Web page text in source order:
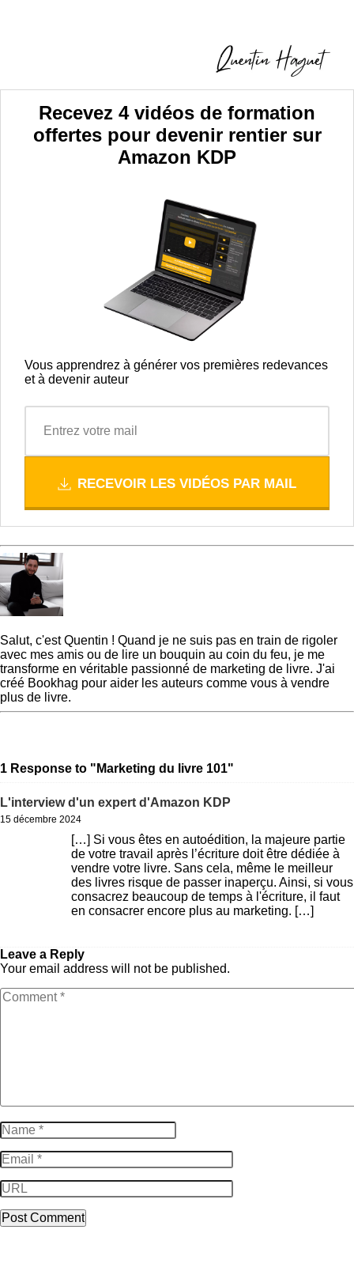
Recevez 4 vidéos de formation
offertes pour devenir rentier sur
Amazon KDP
Vous apprendrez à générer vos premières redevances
et à devenir auteur
RECEVOIR LES VIDÉOS PAR MAIL
Salut, c'est Quentin ! Quand je ne suis pas en train de rigoler
avec mes amis ou de lire un bouquin au coin du feu, je me
transforme en véritable passionné de marketing de livre. J'ai
créé Bookhag pour aider les auteurs comme vous à vendre
plus de livre.
1 Response to "Marketing du livre 101"
L'interview d'un expert d'Amazon KDP
15 décembre 2024
[…] Si vous êtes en autoédition, la majeure partie
de votre travail après l’écriture doit être dédiée à
vendre votre livre. Sans cela, même le meilleur
des livres risque de passer inaperçu. Ainsi, si vous
consacrez beaucoup de temps à l'écriture, il faut
en consacrer encore plus au marketing. […]
Leave a Reply
Your email address will not be published.